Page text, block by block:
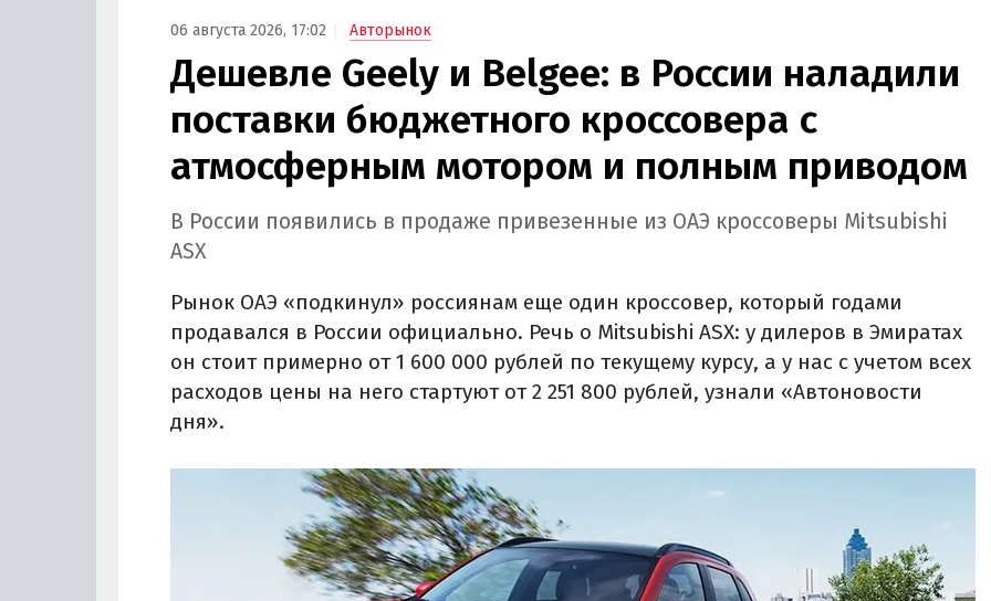
06 августа 2026, 17:02 Авторынок
Дешевле Geely и Belgee: в России наладили
поставки бюджетного кроссовера с
атмосферным мотором и полным приводом
В России появились в продаже привезенные из ОАЭ кроссоверы Mitsubishi
ASX
Рынок ОАЭ «подкинул» россиянам еще один кроссовер, который годами
продавался в России официально. Речь о Mitsubishi ASX: у дилеров в Эмиратах
он стоит примерно от 1 600 000 рублей по текущему курсу, а у нас с учетом всех
расходов цены на него стартуют от 2 251 800 рублей, узнали «Автоновости
дня».